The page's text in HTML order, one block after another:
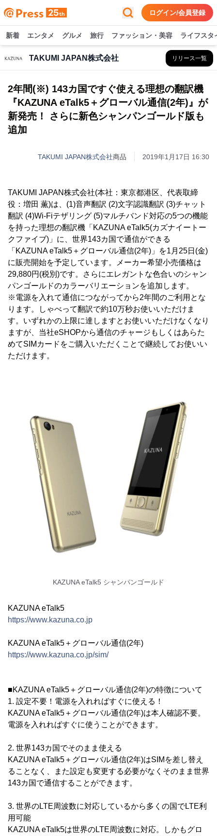
ログイン/会員登録
新着 エンタメ グルメ 旅行 ファッション・美容 ライフスタ
TAKUMI JAPAN株式会社 リリース一覧
2年間(※) 143カ国ですぐ使える理想の翻訳機
『KAZUNA eTalk5＋グローバル通信(2年)』が
新発売！ さらに新色シャンパンゴールド版も
追加
TAKUMI JAPAN株式会社商品 2019年1月17日 16:30
TAKUMI JAPAN株式会社(本社：東京都港区、代表取締
役：増田 薫)は、(1)音声翻訳 (2)文字認識翻訳 (3)チャット
翻訳 (4)Wi-Fiテザリング (5)マルチバンド対応の5つの機能
を持った理想の翻訳機「KAZUNA eTalk5(カズナイートー
クファイブ)」に、世界143カ国で通信ができる
「KAZUNA eTalk5＋グローバル通信(2年)」を1月25日(金)
に販売開始を予定しています。メーカー希望小売価格は
29,880円(税別)です。さらにエレガントな色合いのシャン
パンゴールドのカラーバリエーションを追加します。
※電源を入れて通信につながってから2年間のご利用とな
ります。しゃべって翻訳で約10万秒お使いいただけま
す。いずれかの上限に達しますとお使いいただけなくなり
ますが、当社eSHOPから通信のチャージもしくはあらた
めてSIMカードをご購入いただくことで継続してお使いい
ただけます。
KAZUNA eTalk5 シャンパンゴールド
KAZUNA eTalk5
https://www.kazuna.co.jp
KAZUNA eTalk5＋グローバル通信(2年)
https://www.kazuna.co.jp/sim/
■KAZUNA eTalk5＋グローバル通信(2年)の特徴について
1. 設定不要！電源を入れればすぐに使える！
KAZUNA eTalk5＋グローバル通信(2年)は本人確認不要。
電源を入れればすぐに使うことができます。
2. 世界143カ国でそのまま使える
KAZUNA eTalk5＋グローバル通信(2年)はSIMを差し替え
ることなく、また設定も変更する必要がなくそのまま世界
143カ国で通信することができます。
3. 世界のLTE周波数に対応しているから多くの国でLTE利
用可能
KAZUNA eTalk5は世界のLTE周波数に対応。しかもグロ